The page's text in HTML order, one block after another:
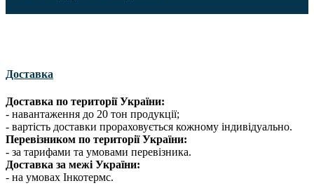
Доставка
Доставка по території України:
- навантаження до 20 тон продукції;
- вартість доставки прораховується кожному індивідуально.
Перевізником по території України:
- за тарифами та умовами перевізника.
Доставка за межі України:
- на умовах Інкотермс.